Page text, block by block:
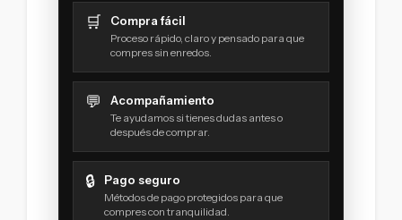
🛒 Compra fácil
Proceso rápido, claro y pensado para que
compres sin enredos.
💬 Acompañamiento
Te ayudamos si tienes dudas antes o
después de comprar.
🔒 Pago seguro
Métodos de pago protegidos para que
compres con tranquilidad.